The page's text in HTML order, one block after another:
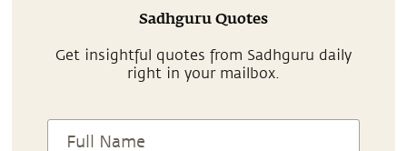
Sadhguru Quotes
Get insightful quotes from Sadhguru daily
right in your mailbox.